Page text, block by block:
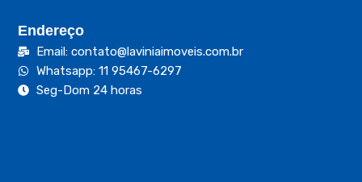
Endereço
Email: contato@laviniaimoveis.com.br
Whatsapp: 11 95467-6297
Seg-Dom 24 horas